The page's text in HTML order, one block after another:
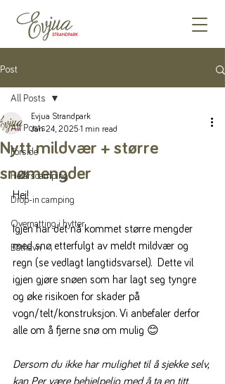
Post
All Posts
Forside
Helårscamping
Drop-in camping
Overnatting i hytter
Båthavn
All Posts
Nytt mildvær + større
snømengder
Evjua Strandpark
Jan 24, 2025 1 min read
Hei!
Igjen har det nå kommet større mengder
med snø, etterfulgt av meldt mildvær og
regn (se vedlagt langtidsvarsel).  Dette vil
igjen gjøre snøen som har lagt seg tyngre
og øke risikoen for skader på
vogn/telt/konstruksjon. Vi anbefaler derfor
alle om å fjerne snø om mulig 😊
Dersom du ikke har mulighet til å sjekke selv,
kan Per være behjelpelig med å ta en titt.